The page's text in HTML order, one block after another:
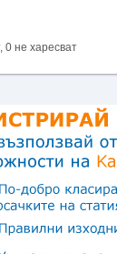
0 не харесват